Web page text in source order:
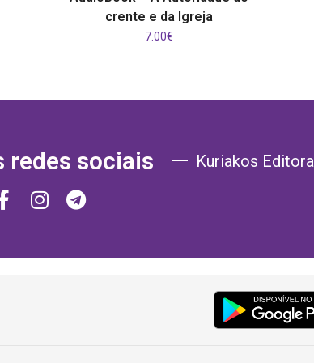
crente e da Igreja
7.00€
redes sociais Kuriakos Editora